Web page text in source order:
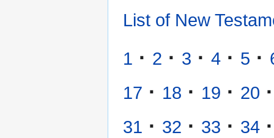
List of New
1 · 2 · 3 · 4 · 5 ·
17 · 18 · 19 · 20 ·
31 · 32 · 33 · 34 ·